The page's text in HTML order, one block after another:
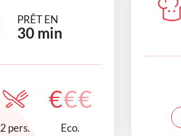
PRÊT EN
30 min
2 pers.
€€€
Eco.